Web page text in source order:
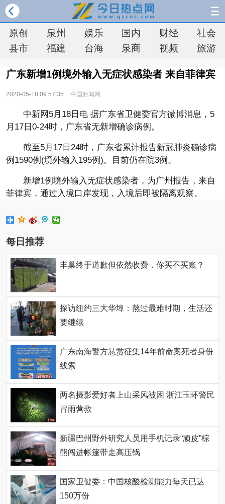
原创 泉州 娱乐 国内 财经
社会
县市
福建 台海 泉商 视频 旅游
广东新增1例境外输入无症状感染者 来自菲律宾
2020-05-18 09:57:35 中国新闻网
中新网5月18日电 据广东省卫健委官方微博消息，5
月17日0-24时，广东省无新增确诊病例。
截至5月17日24时，广东省累计报告新冠肺炎确诊病
例1590例(境外输入195例)。目前仍在院3例。
新增1例境外输入无症状感染者，为广州报告，来自
菲律宾，通过入境口岸发现，入境后即被隔离观察。
每日推荐
丰巢终于道歉但依然收费，你买不买账？
探访纽约三大华埠：熬过最难时期，生活还
要继续
广东南海警方悬赏征集14年前命案死者身份
线索
两名摄影爱好者上山采风被困 浙江玉环警民
冒雨营救
新疆巴州野外研究人员用手机记录“顽皮”棕
熊闯进帐篷带走高压锅
国家卫健委：中国核酸检测能力每天已达
150万份